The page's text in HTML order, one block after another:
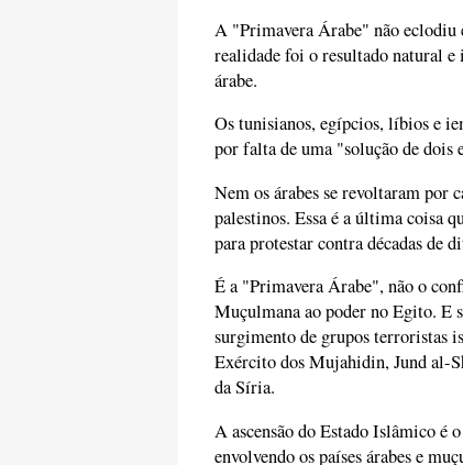
A "Primavera Árabe" não eclodiu
realidade foi o resultado natural e
árabe.
Os tunisianos, egípcios, líbios e
por falta de uma "solução de dois
Nem os árabes se revoltaram por
palestinos. Essa é a última coisa
para protestar contra décadas de
É a "Primavera Árabe", não o
Muçulmana ao poder no Egito. E
surgimento de grupos terroristas
Exército dos Mujahidin, Jund al-
da Síria.
A ascensão do Estado Islâmico é
envolvendo os países árabes e